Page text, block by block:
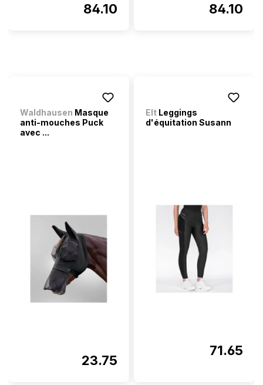
84.10 84.10
Waldhausen Masque
anti-mouches Puck
avec ...
23.75
Elt Leggings
d'équitation Susann
71.65